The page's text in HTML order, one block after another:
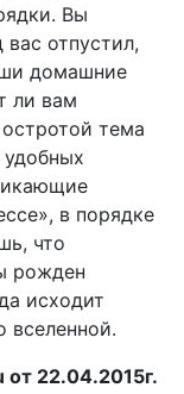
Вы
вас отпустил,
домашние
ли вам
остротой тема
в порядке
что
рожден
исходит
вселенной.
от 22.04.2015г.